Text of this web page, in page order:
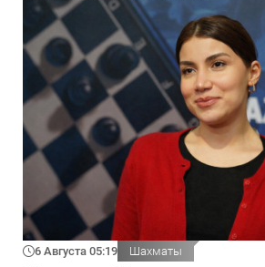
6 Августа 05:19 Шахматы